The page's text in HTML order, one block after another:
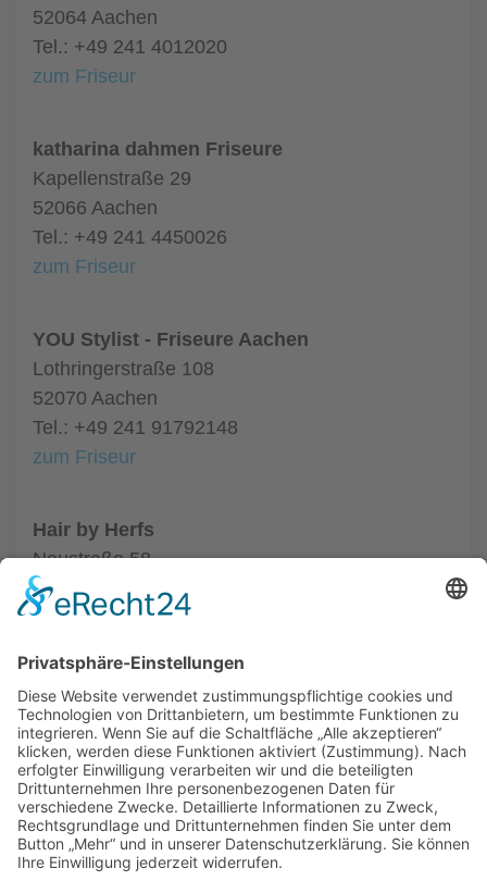
52064 Aachen
Tel.: +49 241 4012020
zum Friseur
katharina dahmen Friseure
Kapellenstraße 29
52066 Aachen
Tel.: +49 241 4450026
zum Friseur
YOU Stylist - Friseure Aachen
Lothringerstraße 108
52070 Aachen
Tel.: +49 241 91792148
zum Friseur
Hair by Herfs
Neustraße 58
52066 Aachen
Tel.: +49 241 63342
ALLGEMEIN
FRISEURE